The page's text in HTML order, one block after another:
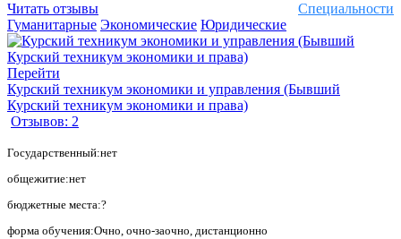
Специальности
Читать отзывы
Гуманитарные Экономические Юридические
Перейти
Курский техникум экономики и управления (Бывший
Курский техникум экономики и права)
Отзывов: 2
Государственный:нет
общежитие:нет
бюджетные места:?
форма обучения:Очно, очно-заочно, дистанционно